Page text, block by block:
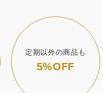
定期以外の商品も
5%OFF